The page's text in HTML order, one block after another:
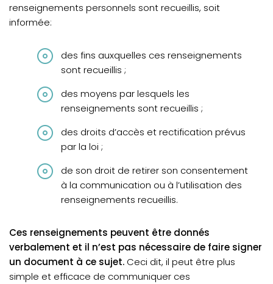
renseignements personnels sont recueillis, soit
informée:
des fins auxquelles ces renseignements
sont recueillis ;
des moyens par lesquels les
renseignements sont recueillis ;
des droits d’accès et rectification prévus
par la loi ;
de son droit de retirer son consentement
à la communication ou à l’utilisation des
renseignements recueillis.
Ces renseignements peuvent être donnés
verbalement et il n’est pas nécessaire de faire signer
un document à ce sujet. Ceci dit, il peut être plus
simple et efficace de communiquer ces